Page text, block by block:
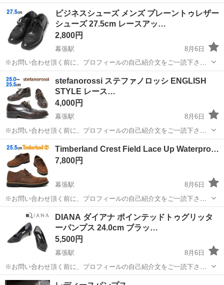
ワンルーム寮完備！赴任旅費会社負担！年間休日130日★フォークリフ
ト免許お持ちの方、活躍中！就業先食堂利用可★《神奈川県相模原
市》 人気の工場のお仕事 ◇電...
神奈川 相模原市 南橋本駅 その他
ビジネスシューズ メンズ プレーントゥレザー
シューズ 27.5cm レースアッ…
2,800円
幕張駅
8月6日
※お問い合わせ頂く前に、プロフィールの自己紹介文をご一読下さ
い。 ⚠️定型文のみ、詳細の無いのお問い合わせにはお返事致しません
m(_ _)m。 ⚠️必ずお取引きご希望日やお時間帯を数候補ご記載下さ
い。 当方は平日午...
千葉 千葉市
stefanorossi ステファノロッシ ENGLISH
STYLE レース…
4,000円
幕張駅
8月6日
※お問い合わせ頂く前に、プロフィールの自己紹介文をご一読下さ
い。 ⚠️定型文のみ、詳細の無いのお問い合わせにはお返事致しません
m(_ _)m。 ⚠️必ずお取引きご希望日やお時間帯を数候補ご記載下さ
い。 当方は平日午...
千葉 千葉市
Timberland Crest Field Lace Up Waterpro…
7,800円
幕張駅
8月6日
※お問い合わせ頂く前に、プロフィールの自己紹介文をご一読下さ
い。 ⚠️定型文のみ、詳細の無いのお問い合わせにはお返事致しません
m(_ _)m。 ⚠️必ずお取引きご希望日やお時間帯を数候補ご記載下さ
い。 当方は平日午...
千葉市
DIANA ダイアナ ポインテッドトゥグリッタ
ーパンプス 24.0cm ブラッ…
5,500円
幕張駅
8月6日
※お問い合わせ頂く前に、プロフィールの自己紹介文をご一読下さ
い。 ⚠️定型文のみのお問い合わせには返答致しませんm(_ _)m。 ⚠️必
千葉 千葉市 幕張駅 靴